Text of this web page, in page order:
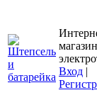
магазин
Вход |